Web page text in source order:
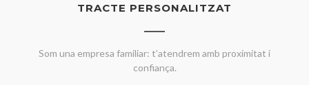
TRACTE PERSONALITZAT
Som una empresa familiar: t’atendrem amb proximitat i
confiança.